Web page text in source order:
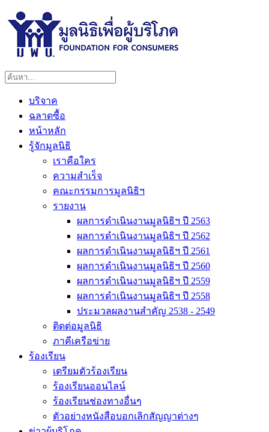
บริจาค
ฉลาดซื้อ
หน้าหลัก
รู้จักมูลนิธิ
เราคือใคร
ความสำเร็จ
คณะกรรมการมูลนิธิฯ
รายงาน
ผลการดำเนินงานมูลนิธิฯ ปี 2563
ผลการดำเนินงานมูลนิธิฯ ปี 2562
ผลการดำเนินงานมูลนิธิฯ ปี 2561
ผลการดำเนินงานมูลนิธิฯ ปี 2560
ผลการดำเนินงานมูลนิธิฯ ปี 2559
ผลการดำเนินงานมูลนิธิฯ ปี 2558
ประมวลผลงานสำคัญ 2538 - 2549
ติดต่อมูลนิธิ
ภาคีเครือข่าย
ร้องเรียน
เตรียมตัวร้องเรียน
ร้องเรียนออนไลน์
ร้องเรียนช่องทางอื่นๆ
ตัวอย่างหนังสือบอกเลิกสัญญาต่างๆ